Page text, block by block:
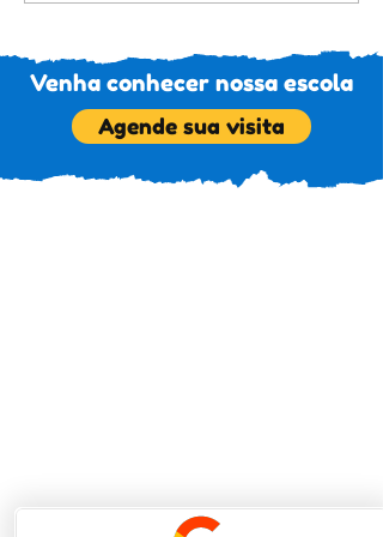
Venha conhecer nossa escola
Agende sua visita